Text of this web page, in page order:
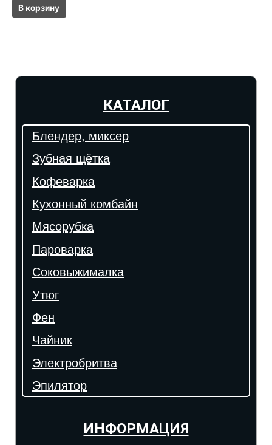
В корзину
КАТАЛОГ
Блендер, миксер
Зубная щётка
Кофеварка
Кухонный комбайн
Мясорубка
Пароварка
Соковыжималка
Утюг
Фен
Чайник
Электробритва
Эпилятор
ИНФОРМАЦИЯ